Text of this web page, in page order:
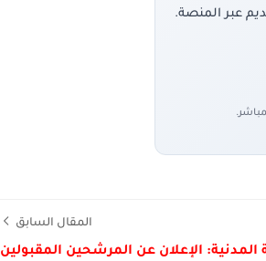
عبر المنصة.
المقال السابق
المدنية: الإعلان عن المرشحين المقبولين